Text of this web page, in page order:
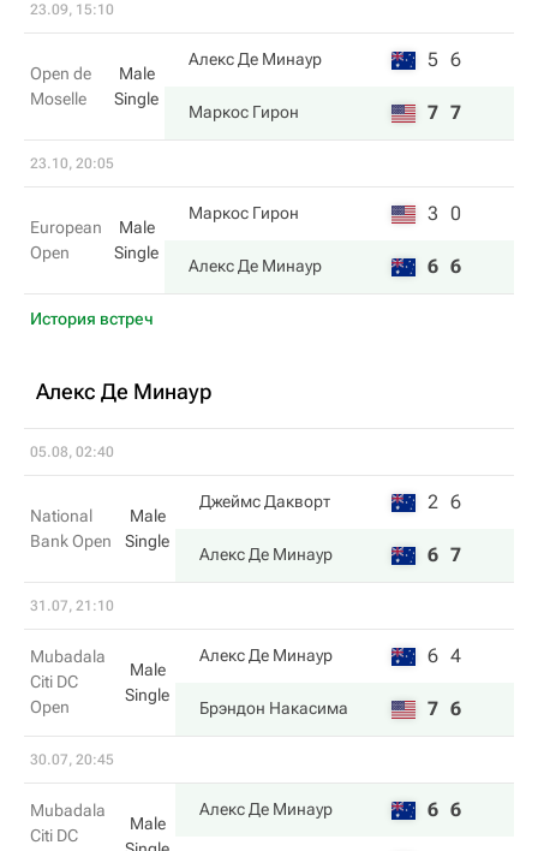
23.09, 15:10
Open de
Moselle
Male
Single
Алекс Де Минаур 5 6
Маркос Гирон 7 7
23.10, 20:05
European
Open
Male
Single
Маркос Гирон 3 0
Алекс Де Минаур 6 6
История встреч
Алекс Де Минаур
05.08, 02:40
National
Bank Open
Male
Single
Джеймс Дакворт 2 6
Алекс Де Минаур 6 7
31.07, 21:10
Mubadala
Citi DC
Open
Male
Single
Алекс Де Минаур 6 4
Брэндон Накаcима 7 6
30.07, 20:45
Mubadala
Citi DC
Male
Алекс Де Минаур 6 6